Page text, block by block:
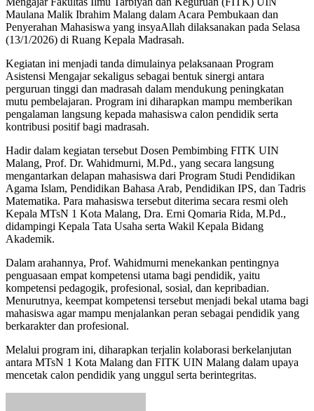
Maulana Malik Ibrahim Malang dalam Acara Pembukaan dan
Penyerahan Mahasiswa yang insyaAllah dilaksanakan pada Selasa
(13/1/2026) di Ruang Kepala Madrasah.
Kegiatan ini menjadi tanda dimulainya pelaksanaan Program
Asistensi Mengajar sekaligus sebagai bentuk sinergi antara
perguruan tinggi dan madrasah dalam mendukung peningkatan
mutu pembelajaran. Program ini diharapkan mampu memberikan
pengalaman langsung kepada mahasiswa calon pendidik serta
kontribusi positif bagi madrasah.
Hadir dalam kegiatan tersebut Dosen Pembimbing FITK UIN
Malang, Prof. Dr. Wahidmurni, M.Pd., yang secara langsung
mengantarkan delapan mahasiswa dari Program Studi Pendidikan
Agama Islam, Pendidikan Bahasa Arab, Pendidikan IPS, dan Tadris
Matematika. Para mahasiswa tersebut diterima secara resmi oleh
Kepala MTsN 1 Kota Malang, Dra. Erni Qomaria Rida, M.Pd.,
didampingi Kepala Tata Usaha serta Wakil Kepala Bidang
Akademik.
Dalam arahannya, Prof. Wahidmurni menekankan pentingnya
penguasaan empat kompetensi utama bagi pendidik, yaitu
kompetensi pedagogik, profesional, sosial, dan kepribadian.
Menurutnya, keempat kompetensi tersebut menjadi bekal utama bagi
mahasiswa agar mampu menjalankan peran sebagai pendidik yang
berkarakter dan profesional.
Melalui program ini, diharapkan terjalin kolaborasi berkelanjutan
antara MTsN 1 Kota Malang dan FITK UIN Malang dalam upaya
mencetak calon pendidik yang unggul serta berintegritas.